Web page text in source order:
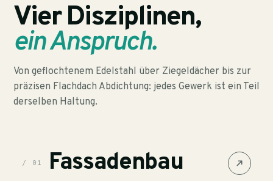
Vier Disziplinen,
ein Anspruch.
Von geflochtenem Edelstahl über Ziegeldächer bis zur
präzisen Flachdach Abdichtung: jedes Gewerk ist ein Teil
derselben Haltung.
/ 01 Fassadenbau